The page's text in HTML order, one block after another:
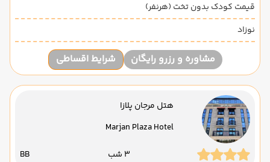
قیمت کودک بدون تخت (هرنفر)
نوزاد
مشاوره و رزرو رایگان شرایط اقساطی
هتل مرجان پلازا
Marjan Plaza Hotel
3 شب BB